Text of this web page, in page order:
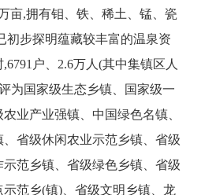
亩,拥有钼、铁、稀土、锰、瓷
初步探明蕴藏较丰富的温泉资
户、2.6万人(其中集镇区人
为国家级生态乡镇、国家级一
业产业强镇、中国绿色名镇、
省级休闲农业示范乡镇、省级
范乡镇、省级绿色乡镇、省级
范乡(镇)、省级文明乡镇、龙